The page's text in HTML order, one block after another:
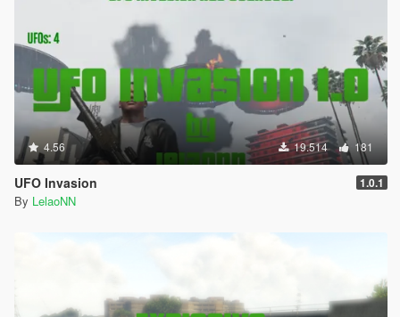
4.56 19.514 181
UFO Invasion 1.0.1
By LelaoNN